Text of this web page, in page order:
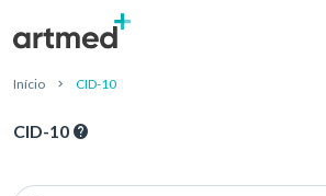
Início CID-10
CID-10